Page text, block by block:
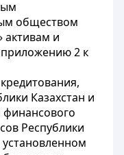
обществом
активам и
2 к
Казахстан и
Республики